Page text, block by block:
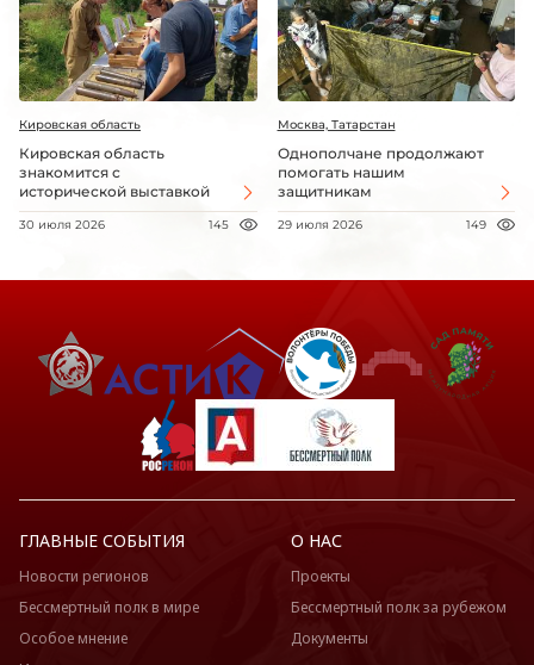
Кировская область
Кировская область
знакомится с
исторической выставкой
30 июля 2026 145
Москва, Татарстан
Однополчане продолжают
помогать нашим
защитникам
29 июля 2026 149
ГЛАВНЫЕ СОБЫТИЯ
Новости регионов
Бессмертный полк в мире
Особое мнение
О НАС
Проекты
Бессмертный полк за рубежом
Документы